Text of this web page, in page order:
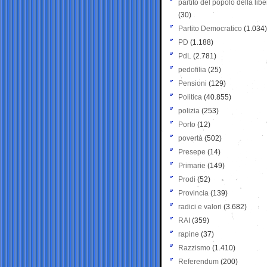
partito del popolo della
(30)
Partito Democratico (1.034)
PD (1.188)
PdL (2.781)
pedofilia (25)
Pensioni (129)
Politica (40.855)
polizia (253)
Porto (12)
povertà (502)
Presepe (14)
Primarie (149)
Prodi (52)
Provincia (139)
radici e valori (3.682)
RAI (359)
rapine (37)
Razzismo (1.410)
Referendum (200)